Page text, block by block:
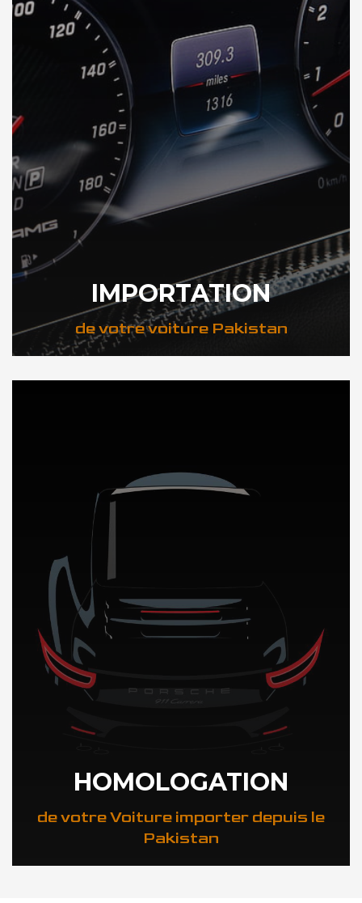
IMPORTATION
de votre voiture Pakistan
DÉCOUVREZ NOTRE IMPORTATION AUTO au Pakistan
HOMOLOGATION
de votre Voiture importer depuis le
Pakistan